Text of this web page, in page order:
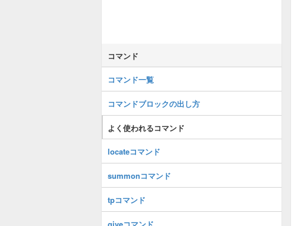
コマンド
コマンド一覧
コマンドブロックの出し方
よく使われるコマンド
locateコマンド
summonコマンド
tpコマンド